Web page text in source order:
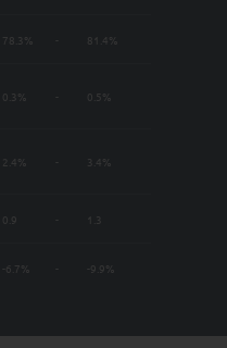
78.3% - 81.4%
0.3% - 0.5%
2.4% - 3.4%
0.9 - 1.3
-6.7% - -9.9%